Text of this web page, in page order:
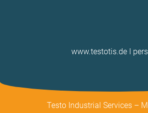
www.testotis.de I
Testo Industrial Services –